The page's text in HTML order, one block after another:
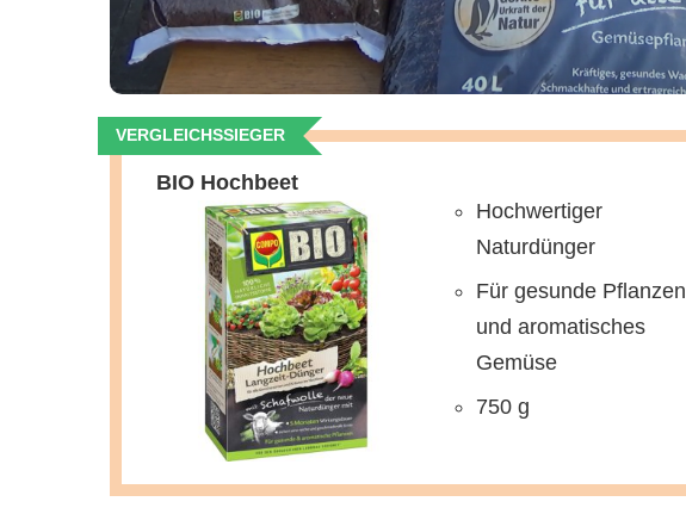
VERGLEICHSSIEGER
BIO Hochbeet
Hochwertiger
Naturdünger
Für gesunde Pflanzen
und aromatisches
Gemüse
750 g